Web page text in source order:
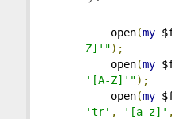
open(my
Z]'");
open(my
'[A-Z]'");
open(my
'tr' , '[a-z]' ,